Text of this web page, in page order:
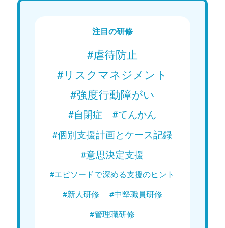
りの理解ってどうすれば良いのだろ
時のマ
注目の研修
#虐待防止
#リスクマネジメント
#強度行動障がい
#自閉症
#てんかん
#個別支援計画とケース記録
#意思決定支援
#エピソードで深める支援のヒント
#新人研修
#中堅職員研修
#管理職研修